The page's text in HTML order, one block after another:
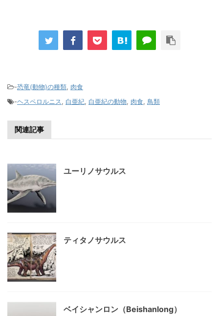
-恐竜(動物)の種類, 肉食
-ヘスペロルニス, 白亜紀, 白亜紀の動物, 肉食, 鳥類
関連記事
ユーリノサウルス
ティタノサウルス
ベイシャンロン（Beishanlong）